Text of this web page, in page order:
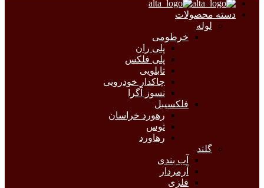
دسته محصولات
لوله
خرطومی
پلی ران
پلی فلکس
تابلویی
چاکدار خودرویی
نسوز آگرا
فلکسیبل
رهورد خراسان
توس
رهاورد
گلند
آب بندی
آرمردار
فلزی